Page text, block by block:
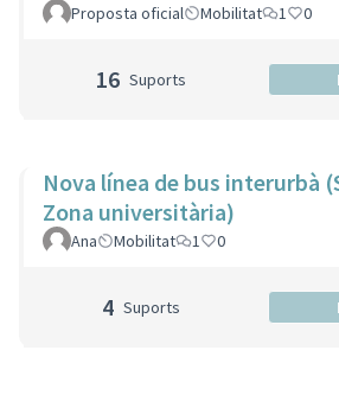
Proposta oficial Mobilitat 1 0
16 Suports
Nova línea de bus interurbà
Zona universitària)
Ana Mobilitat 1 0
4 Suports